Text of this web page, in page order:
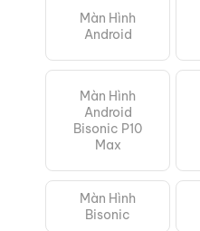
Màn Hình
Android
Màn Hình
Android
Bisonic P10
Max
Màn Hình
Bisonic